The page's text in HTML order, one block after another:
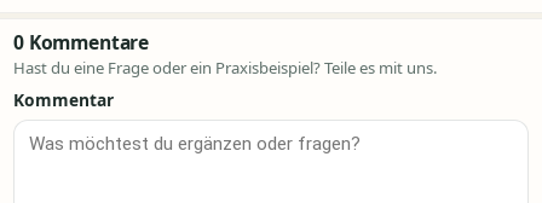
0 Kommentare
Hast du eine Frage oder ein Praxisbeispiel? Teile es mit uns.
Kommentar